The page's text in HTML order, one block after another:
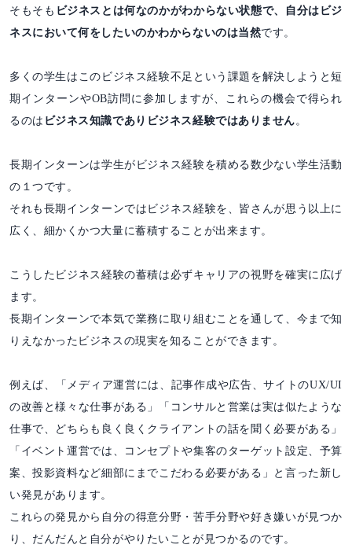
そもそも ビジネスとは何なのかがわからない状態で、自分はビジ
ネスにおいて何をしたいのかわからないのは当然です。
多くの学生はこのビジネス経験不足という課題を解決しようと短
期インターンやOB訪問に参加しますが、これらの機会で得られ
るのは ビジネス知識でありビジネス経験ではありません 。
長期インターンは学生がビジネス経験を積める数少ない学生活動
の１つです。
それも長期インターンではビジネス経験を、皆さんが思う以上に
広く、細かくかつ大量に蓄積することが出来ます。
こうしたビジネス経験の蓄積は必ずキャリアの視野を確実に広げ
ます。
長期インターンで本気で業務に取り組むことを通して、今まで知
りえなかったビジネスの現実を知ることができます。
例えば、「メディア運営には、記事作成や広告、サイトのUX/UI
の改善と様々な仕事がある」「コンサルと営業は実は似たような
仕事で、どちらも良く良くクライアントの話を聞く必要がある」
「イベント運営では、コンセプトや集客のターゲット設定、予算
案、投影資料など細部にまでこだわる必要がある」と言った新し
い発見があります。
これらの発見から自分の得意分野・苦手分野や好き嫌いが見つか
り、だんだんと自分がやりたいことが見つかるのです。